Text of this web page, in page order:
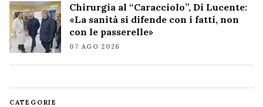
Chirurgia al “Caracciolo”, Di Lucente:
«La sanità si difende con i fatti, non
con le passerelle»
07 AGO 2026
CATEGORIE